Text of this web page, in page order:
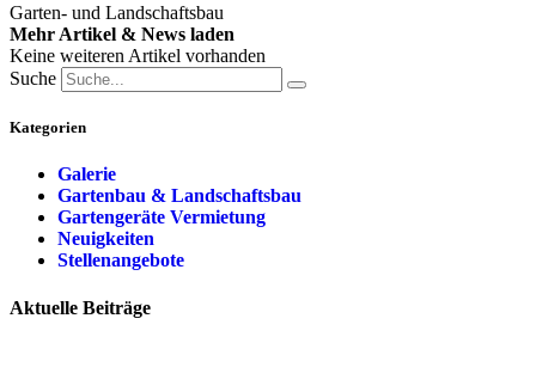
Garten- und Landschaftsbau
Mehr Artikel & News laden
Keine weiteren Artikel vorhanden
Suche
Kategorien
Galerie
Gartenbau & Landschaftsbau
Gartengeräte Vermietung
Neuigkeiten
Stellenangebote
Aktuelle Beiträge